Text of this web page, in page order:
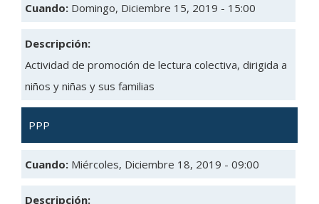
Cuando: Domingo, Diciembre 15, 2019 - 15:00
Descripción:
Actividad de promoción de lectura colectiva, dirigida a
niños y niñas y sus familias
PPP
Cuando: Miércoles, Diciembre 18, 2019 - 09:00
Descripción: